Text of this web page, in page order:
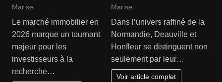
Marise
Le marché immobilier en
2026 marque un tournant
majeur pour les
investisseurs à la
recherche…
Marise
Dans l’univers raffiné de la
Normandie, Deauville et
Honfleur se distinguent non
seulement par leur…
Voir article complet